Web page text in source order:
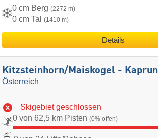
0 cm Berg (2272 m)
0 cm Tal (1410 m)
Details
Kitzsteinhorn/​Maiskogel - Kaprun
Österreich
Skigebiet geschlossen
0 von 62,5 km Pisten (0% offen)